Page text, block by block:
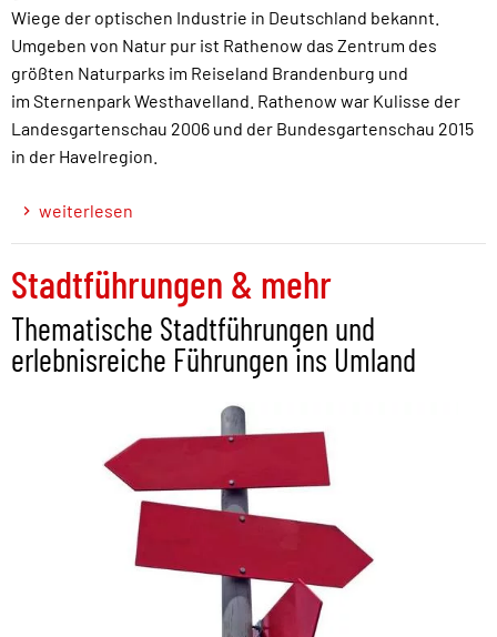
Wiege der optischen Industrie in Deutschland bekannt.
Umgeben von Natur pur ist Rathenow das Zentrum des
größten Naturparks im Reiseland Brandenburg und
im Sternenpark Westhavelland. Rathenow war Kulisse der
Landesgartenschau 2006 und der Bundesgartenschau 2015
in der Havelregion.
weiterlesen
Stadtführungen & mehr
Thematische Stadtführungen und
erlebnisreiche Führungen ins Umland